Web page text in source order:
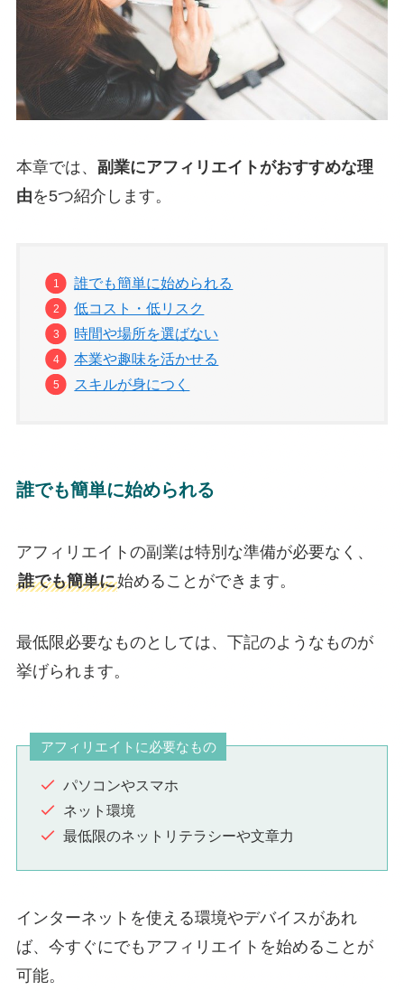
本章では、 副業にアフィリエイトがおすすめな理
由を5つ紹介します。
誰でも簡単に始められる
低コスト・低リスク
時間や場所を選ばない
本業や趣味を活かせる
スキルが身につく
誰でも簡単に始められる
アフィリエイトの副業は特別な準備が必要なく、
誰でも簡単に始めることができます。
最低限必要なものとしては、下記のようなものが
挙げられます。
アフィリエイトに必要なもの
パソコンやスマホ
ネット環境
最低限のネットリテラシーや文章力
インターネットを使える環境やデバイスがあれ
ば、今すぐにでもアフィリエイトを始めることが
可能。